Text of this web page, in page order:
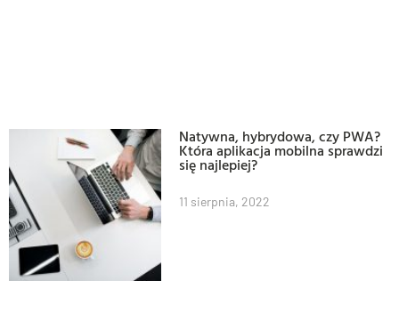
Natywna, hybrydowa, czy PWA?
Która aplikacja mobilna sprawdzi
się najlepiej?
11 sierpnia, 2022